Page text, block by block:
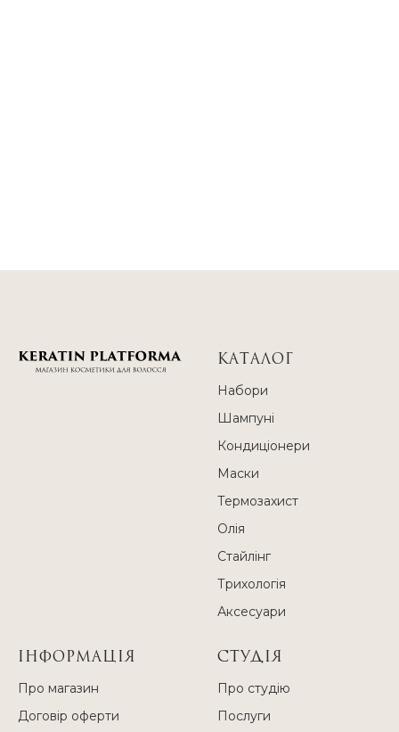
КАТАЛОГ
Набори
Шампуні
Кондиціонери
Маски
Термозахист
Олія
Стайлінг
Трихологія
Аксесуари
ІНФОРМАЦІЯ
Про магазин
Договір оферти
СТУДІЯ
Про студію
Послуги